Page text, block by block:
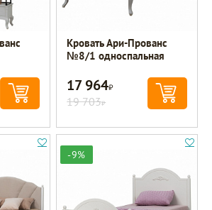
Кровать Ари-Прованс
№8/1 односпальная
17 964Р
19 703Р
-9%